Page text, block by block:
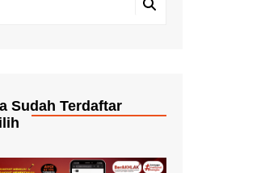
Sudah Terdaftar